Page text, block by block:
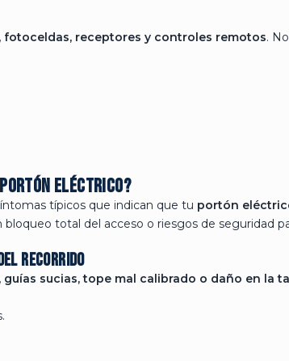
receptores y controles remotos.
portón eléctrico?
típicos que indican que tu portón
total del acceso o riesgos de seguridad
recorrido
sucias, tope mal calibrado o daño en la